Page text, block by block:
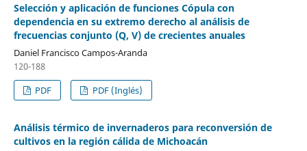
Selección y aplicación de funciones Cópula con
dependencia en su extremo derecho al análisis de
frecuencias conjunto (Q, V) de crecientes anuales
Daniel Francisco Campos-Aranda
120-188
PDF
PDF (Inglés)
Análisis térmico de invernaderos para reconversión de
cultivos en la región cálida de Michoacán